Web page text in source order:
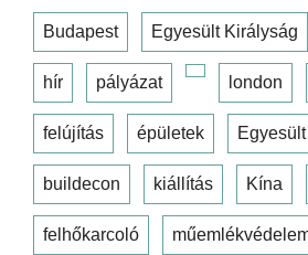
Budapest Egyesült Királyság
hír pályázat london
felújítás épületek
buildecon kiállítás Kína
felhőkarcoló